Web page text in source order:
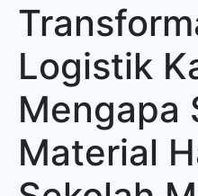
Logistik
Mengapa
Material